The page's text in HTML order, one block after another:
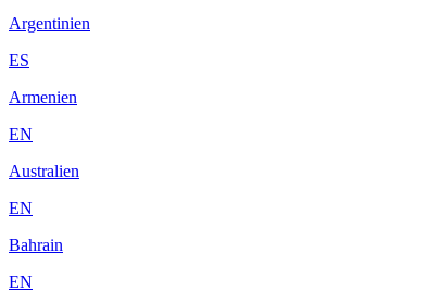
Argentinien
ES
Armenien
EN
Australien
EN
Bahrain
EN